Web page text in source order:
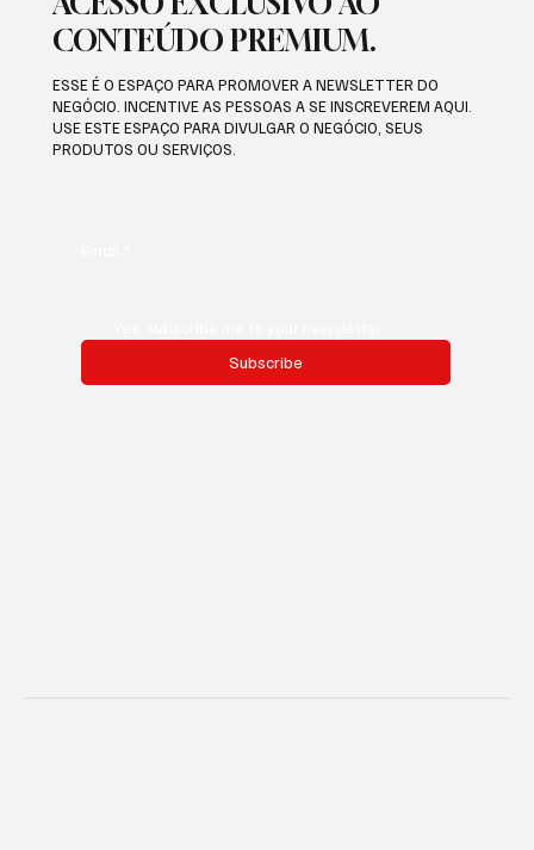
CONTEÚDO PREMIUM.
ESSE É O ESPAÇO PARA PROMOVER A NEWSLETTER DO
NEGÓCIO. INCENTIVE AS PESSOAS A SE INSCREVEREM AQUI.
USE ESTE ESPAÇO PARA DIVULGAR O NEGÓCIO, SEUS
PRODUTOS OU SERVIÇOS.
Subscribe